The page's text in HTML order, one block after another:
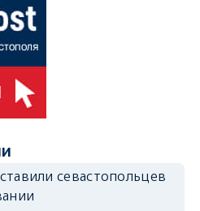
севастопольцев